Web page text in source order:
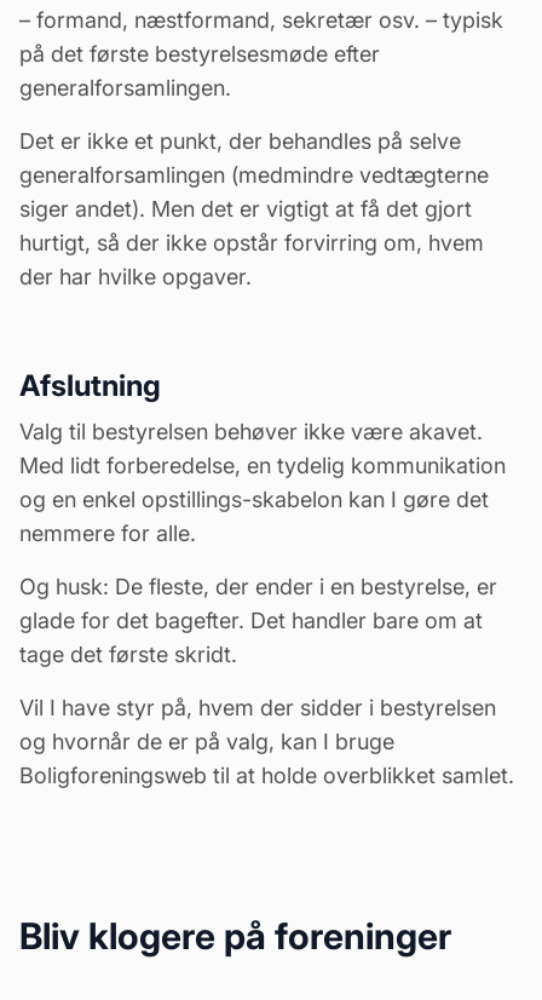
– formand, næstformand, sekretær osv. – typisk
på det første bestyrelsesmøde efter
generalforsamlingen.
Det er ikke et punkt, der behandles på selve
generalforsamlingen (medmindre vedtægterne
siger andet). Men det er vigtigt at få det gjort
hurtigt, så der ikke opstår forvirring om, hvem
der har hvilke opgaver.
Afslutning
Valg til bestyrelsen behøver ikke være akavet.
Med lidt forberedelse, en tydelig kommunikation
og en enkel opstillings-skabelon kan I gøre det
nemmere for alle.
Og husk: De fleste, der ender i en bestyrelse, er
glade for det bagefter. Det handler bare om at
tage det første skridt.
Vil I have styr på, hvem der sidder i bestyrelsen
og hvornår de er på valg, kan I bruge
Boligforeningsweb til at holde overblikket samlet.
Bliv klogere på foreninger